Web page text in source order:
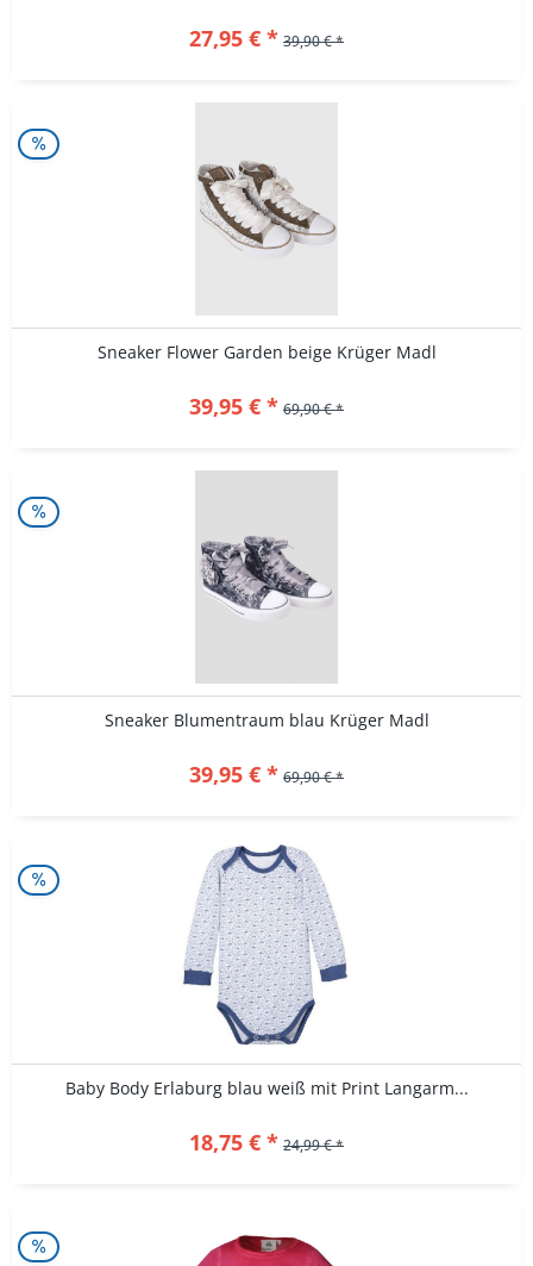
27,95 € * 39,90 € *
Sneaker Flower Garden beige Krüger Madl
39,95 € * 69,90 € *
Sneaker Blumentraum blau Krüger Madl
39,95 € * 69,90 € *
Baby Body Erlaburg blau weiß mit Print Langarm...
18,75 € * 24,99 € *